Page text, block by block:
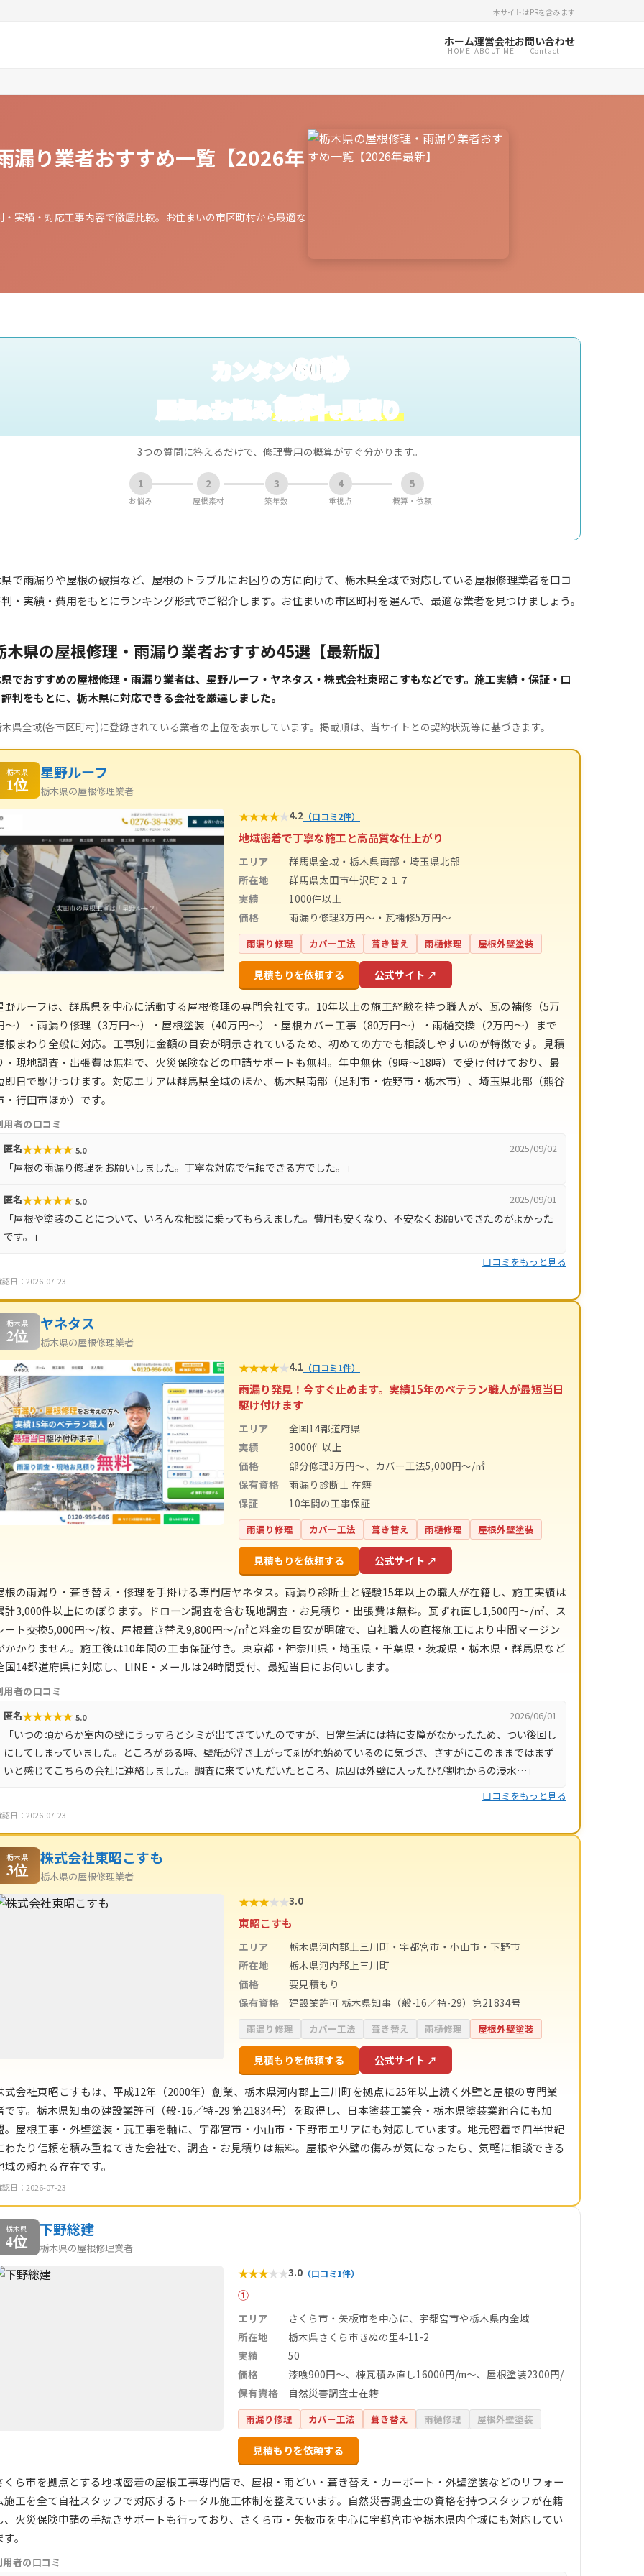
本サイトはPRを含みます
ホーム
HOME
運営会社
ABOUT ME
お問い合わせ
Contact
漏り業者おすすめ一覧【2026年
実績・対応工事内容で徹底比較。お住まいの市区町村から最適な
カンタン60秒
屋根のお悩み無料で見積り
3つの質問に答えるだけで、修理費用の概算がすぐ分かります。
1
お悩み
2
屋根素材
3
築年数
4
重視点
5
概算・依頼
で雨漏りや屋根の破損など、屋根のトラブルにお困りの方に向けて、栃木県全域で対応している屋根修理業者を口コ
・実績・費用をもとにランキング形式でご紹介します。お住まいの市区町村を選んで、最適な業者を見つけましょう。
木県の屋根修理・雨漏り業者おすすめ45選【最新版】
でおすすめの屋根修理・雨漏り業者は、星野ルーフ・ヤネタス・株式会社東昭こすもなどです。施工実績・保証・口
判をもとに、栃木県に対応できる会社を厳選しました。
県全域(各市区町村)に登録されている業者の上位を表示しています。掲載順は、当サイトとの契約状況等に基づきます。
栃木県
1位
星野ルーフ
栃木県の屋根修理業者
★★★★★4.2 （口コミ2件）
地域密着で丁寧な施工と高品質な仕上がり
エリア
群馬県全域・栃木県南部・埼玉県北部
所在地
群馬県太田市牛沢町２１７
実績
1000件以上
価格
雨漏り修理3万円〜・瓦補修5万円〜
雨漏り修理 カバー工法 葺き替え 雨樋修理 屋根外壁塗装
見積もりを依頼する 公式サイト ↗
野ルーフは、群馬県を中心に活動する屋根修理の専門会社です。10年以上の施工経験を持つ職人が、瓦の補修（5万
〜）・雨漏り修理（3万円〜）・屋根塗装（40万円〜）・屋根カバー工事（80万円〜）・雨樋交換（2万円〜）まで
根まわり全般に対応。工事別に金額の目安が明示されているため、初めての方でも相談しやすいのが特徴です。見積
・現地調査・出張費は無料で、火災保険などの申請サポートも無料。年中無休（9時〜18時）で受け付けており、最
即日で駆けつけます。対応エリアは群馬県全域のほか、栃木県南部（足利市・佐野市・栃木市）、埼玉県北部（熊谷
・行田市ほか）です。
用者の口コミ
匿名★★★★★ 5.0 2025/09/02
「屋根の雨漏り修理をお願いしました。丁寧な対応で信頼できる方でした。」
匿名★★★★★ 5.0 2025/09/01
「屋根や塗装のことについて、いろんな相談に乗ってもらえました。費用も安くなり、不安なくお願いできたのがよかった
です。」
口コミをもっと見る
認日：2026-07-23
栃木県
2位
ヤネタス
栃木県の屋根修理業者
★★★★★4.1 （口コミ1件）
雨漏り発見！今すぐ止めます。実績15年のベテラン職人が最短当日
駆け付けます
エリア
全国14都道府県
実績
3000件以上
価格
部分修理3万円～、カバー工法5,000円～/㎡
保有資格
雨漏り診断士 在籍
保証
10年間の工事保証
雨漏り修理 カバー工法 葺き替え 雨樋修理 屋根外壁塗装
見積もりを依頼する 公式サイト ↗
根の雨漏り・葺き替え・修理を手掛ける専門店ヤネタス。雨漏り診断士と経験15年以上の職人が在籍し、施工実績は
計3,000件以上にのぼります。ドローン調査を含む現地調査・お見積り・出張費は無料。瓦ずれ直し1,500円〜/㎡、ス
ート交換5,000円〜/枚、屋根葺き替え9,800円〜/㎡と料金の目安が明確で、自社職人の直接施工により中間マージン
かかりません。施工後は10年間の工事保証付き。東京都・神奈川県・埼玉県・千葉県・茨城県・栃木県・群馬県など
国14都道府県に対応し、LINE・メールは24時間受付、最短当日にお伺いします。
用者の口コミ
匿名★★★★★ 5.0 2026/06/01
「いつの頃からか室内の壁にうっすらとシミが出てきていたのですが、日常生活には特に支障がなかったため、つい後回し
にしてしまっていました。ところがある時、壁紙が浮き上がって剥がれ始めているのに気づき、さすがにこのままではまず
いと感じてこちらの会社に連絡しました。調査に来ていただいたところ、原因は外壁に入ったひび割れからの浸水…」
口コミをもっと見る
認日：2026-07-23
栃木県
3位
株式会社東昭こすも
栃木県の屋根修理業者
★★★★★3.0
東昭こすも
エリア
栃木県河内郡上三川町・宇都宮市・小山市・下野市
所在地
栃木県河内郡上三川町
価格
要見積もり
保有資格
建設業許可 栃木県知事（般-16／特-29）第21834号
雨漏り修理 カバー工法 葺き替え 雨樋修理 屋根外壁塗装
見積もりを依頼する 公式サイト ↗
式会社東昭こすもは、平成12年（2000年）創業、栃木県河内郡上三川町を拠点に25年以上続く外壁と屋根の専門業
です。栃木県知事の建設業許可（般-16／特-29 第21834号）を取得し、日本塗装工業会・栃木県塗装業組合にも加
。屋根工事・外壁塗装・瓦工事を軸に、宇都宮市・小山市・下野市エリアにも対応しています。地元密着で四半世紀
わたり信頼を積み重ねてきた会社で、調査・お見積りは無料。屋根や外壁の傷みが気になったら、気軽に相談できる
域の頼れる存在です。
認日：2026-07-23
栃木県
4位
下野総建
栃木県の屋根修理業者
★★★★★3.0 （口コミ1件）
①
エリア
さくら市・矢板市を中心に、宇都宮市や栃木県内全域
所在地
栃木県さくら市きぬの里4-11-2
実績
50
価格
漆喰900円〜、棟瓦積み直し16000円/m〜、屋根塗装2300円/
保有資格
自然災害調査士在籍
雨漏り修理 カバー工法 葺き替え 雨樋修理 屋根外壁塗装
見積もりを依頼する
くら市を拠点とする地域密着の屋根工事専門店で、屋根・雨どい・葺き替え・カーポート・外壁塗装などのリフォー
施工を全て自社スタッフで対応するトータル施工体制を整えています。自然災害調査士の資格を持つスタッフが在籍
、火災保険申請の手続きサポートも行っており、さくら市・矢板市を中心に宇都宮市や栃木県内全域にも対応してい
。
用者の口コミ